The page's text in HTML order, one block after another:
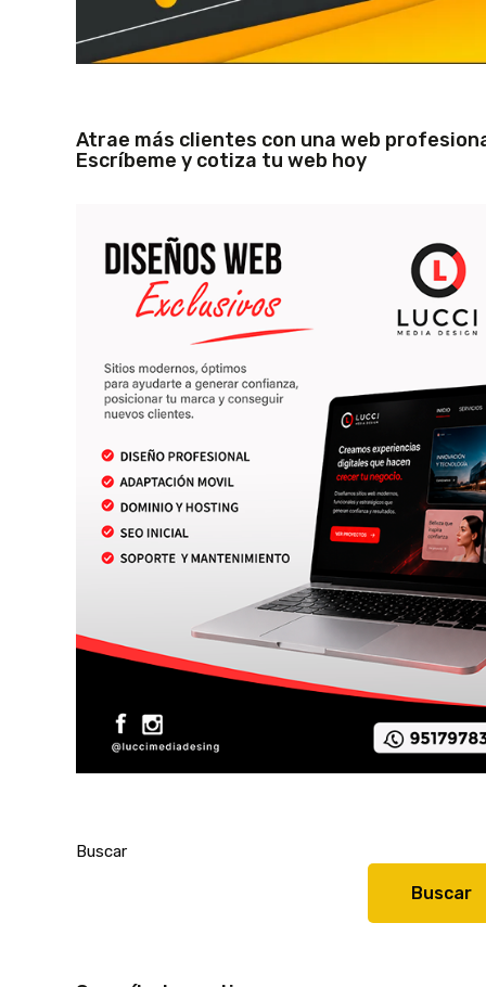
Atrae más clientes con una web
Escríbeme y cotiza tu web hoy
Buscar
Buscar